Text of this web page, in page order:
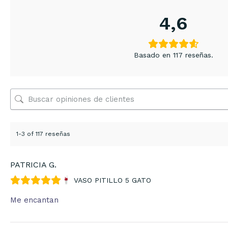
4,6
Basado en 117 reseñas.
1-3 of 117 reseñas
PATRICIA G.
VASO PITILLO 5 GATO
Me encantan